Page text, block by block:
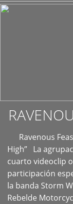
Ravenous
High” La
cuarto videoclip
participación
la banda Storm
Rebelde